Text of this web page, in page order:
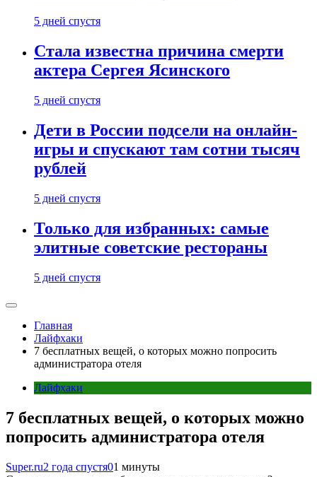
5 дней спустя
Стала известна причина смерти
актера Сергея Ясинского
5 дней спустя
Дети в России подсели на онлайн-
игры и спускают там сотни тысяч
рублей
5 дней спустя
Только для избранных: самые
элитные советские рестораны
5 дней спустя
Главная
Лайфхаки
7 бесплатных вещей, о которых можно попросить
администратора отеля
Лайфхаки
7 бесплатных вещей, о которых можно
попросить администратора отеля
Super.ru2 года спустя01 минуты